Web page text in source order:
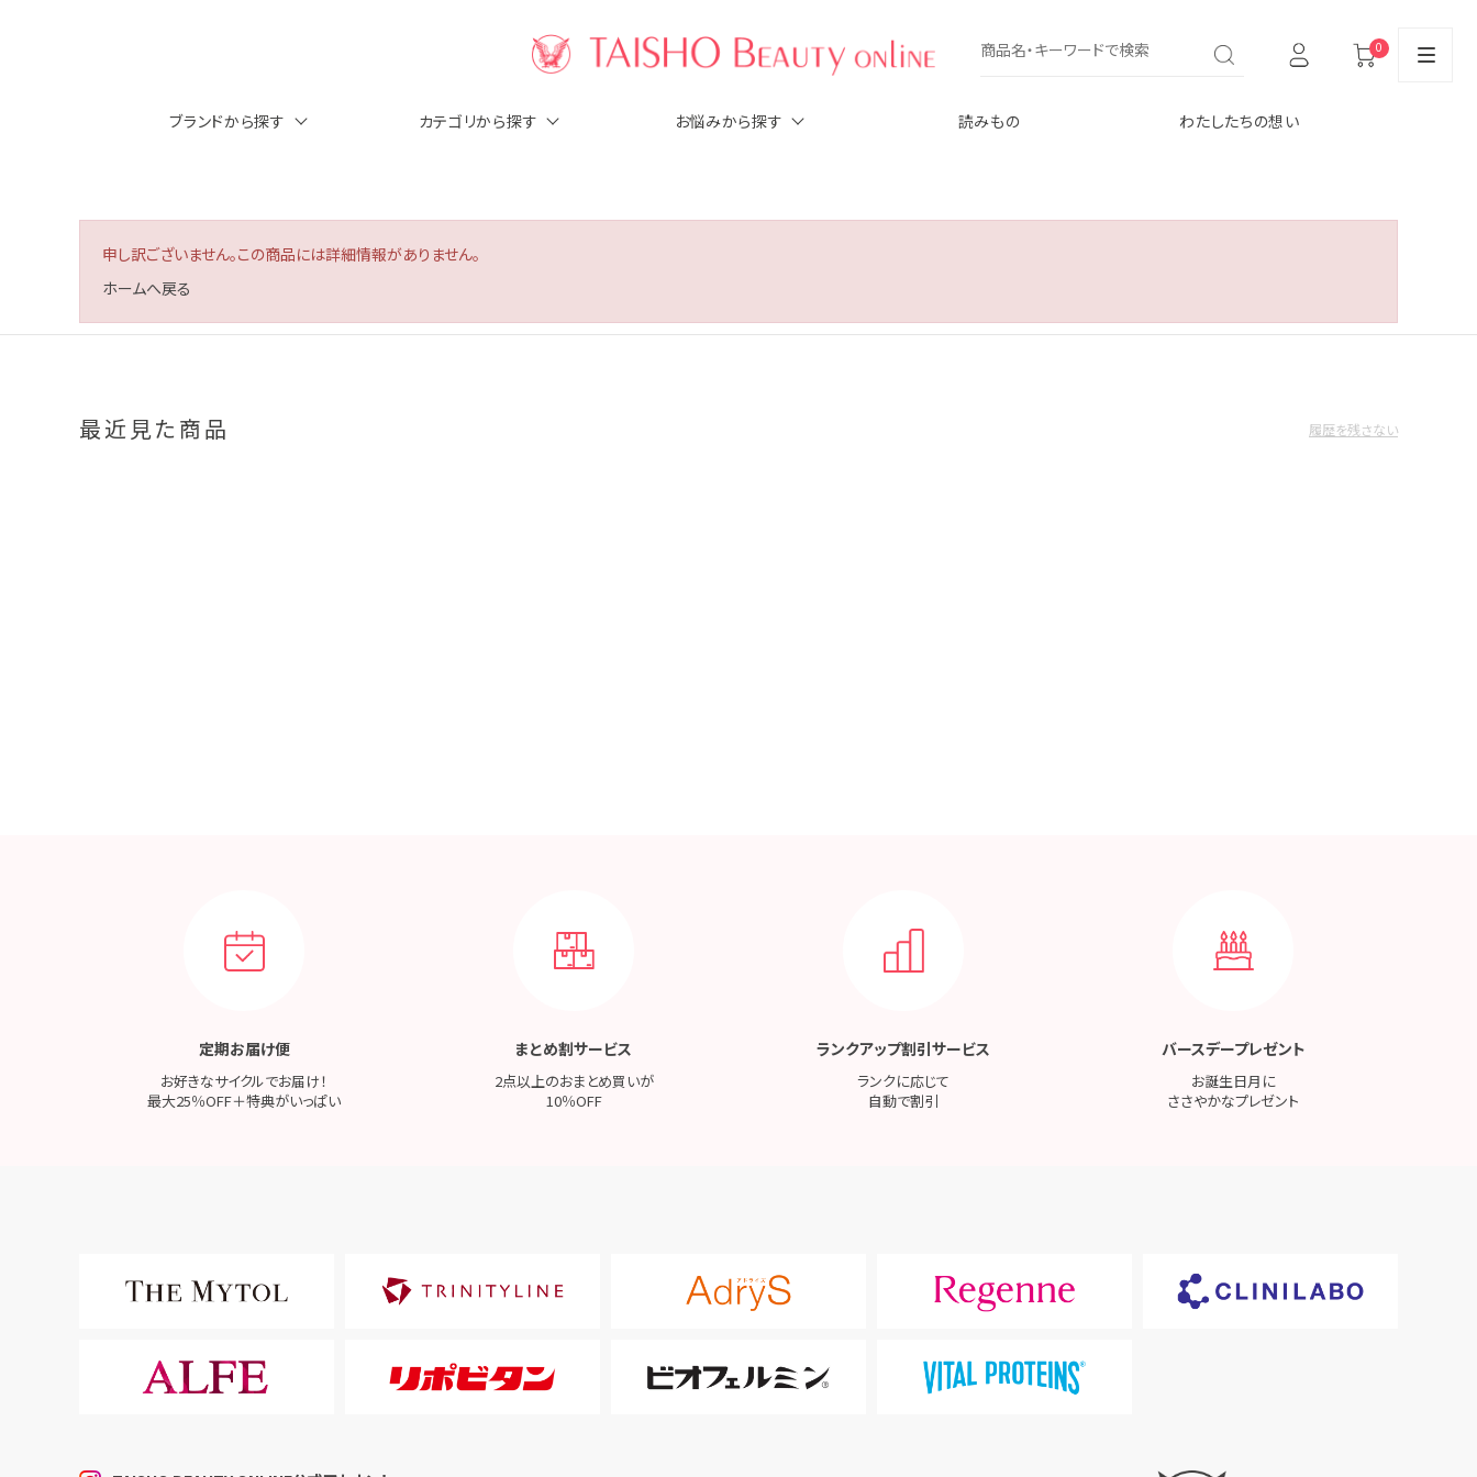
0
ブランドから探す カテゴリから探す お悩みから探す 読みもの わたしたちの想い
申し訳ございません。この商品には詳細情報がありません。
ホームへ戻る
最近見た商品 履歴を残さない
定期お届け便
お好きなサイクルでお届け！
最大25％OFF＋特典がいっぱい
まとめ割サービス
2点以上のおまとめ買いが
10％OFF
ランクアップ割引サービス
ランクに応じて
自動で割引
バースデープレゼント
お誕生日月に
ささやかなプレゼント